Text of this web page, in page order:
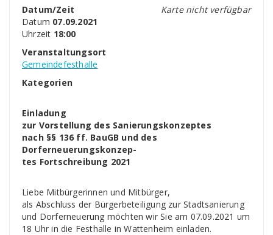
Karte nicht verfügbar
Datum/Zeit
Datum 07.09.2021
Uhrzeit 18:00
Veranstaltungsort
Gemeindefesthalle
Kategorien
Einladung
zur Vorstellung des Sanierungskonzeptes
nach §§ 136 ff. BauGB und des
Dorferneuerungskonzep-
tes Fortschreibung 2021
Liebe Mitbürgerinnen und Mitbürger,
als Abschluss der Bürgerbeteiligung zur Stadtsanierung
und Dorferneuerung möchten wir Sie am 07.09.2021 um
18 Uhr in die Festhalle in Wattenheim einladen.